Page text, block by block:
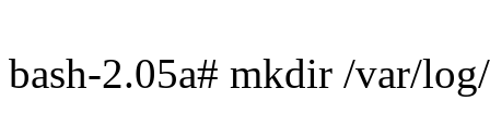
bash-2.05a# mkdir /var/